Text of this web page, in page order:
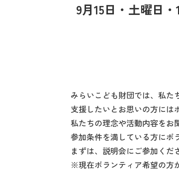
9月15日・土曜日
みらいこども財団では、私た
支援したいとお思いの方には
私たちの理念や活動内容をお
参加条件を満している方にボ
まずは、説明会にご参加くだ
※現在ボランティア希望の方